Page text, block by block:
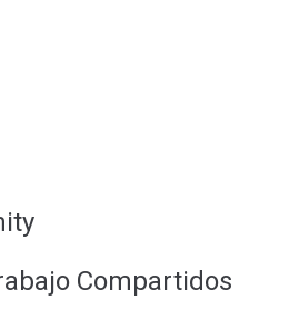
Compartidos